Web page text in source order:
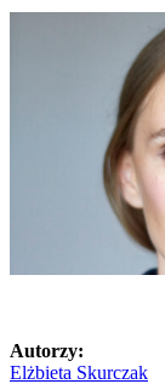
Autorzy:
Elżbieta Skurczak